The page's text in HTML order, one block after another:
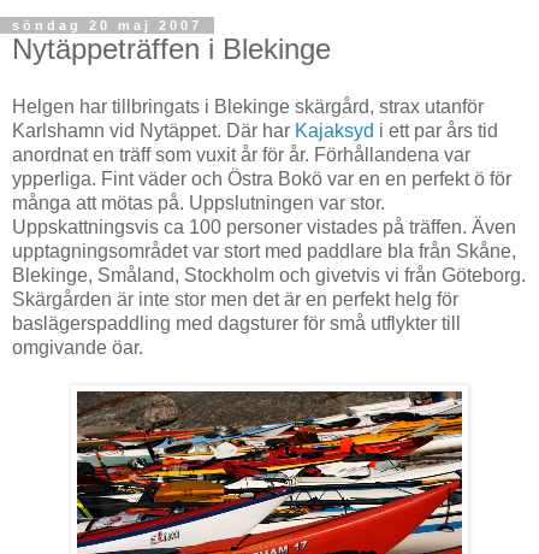
söndag 20 maj 2007
Nytäppeträffen i Blekinge
Helgen har tillbringats i Blekinge skärgård, strax utanför
Karlshamn vid Nytäppet. Där har Kajaksyd i ett par års tid
anordnat en träff som vuxit år för år. Förhållandena var
ypperliga. Fint väder och Östra Bokö var en en perfekt ö för
många att mötas på. Uppslutningen var stor.
Uppskattningsvis ca 100 personer vistades på träffen. Även
upptagningsområdet var stort med paddlare bla från Skåne,
Blekinge, Småland, Stockholm och givetvis vi från Göteborg.
Skärgården är inte stor men det är en perfekt helg för
baslägerspaddling med dagsturer för små utflykter till
omgivande öar.